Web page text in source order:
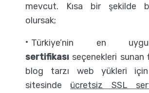
mevcut. Kısa bir şekilde
olursak;
Türkiye’nin en
sertifikası seçenekleri sunan
blog tarzı web yükleri
sitesinde ücretsiz SSL